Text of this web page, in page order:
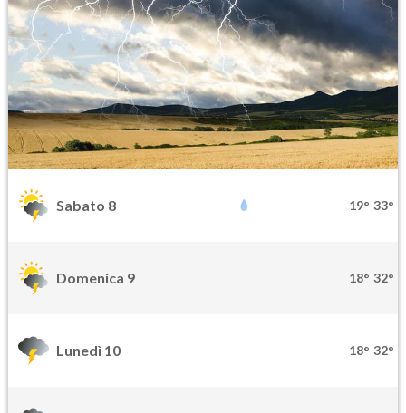
Sabato 8 19° 33°
Domenica 9 18° 32°
Lunedì 10 18° 32°